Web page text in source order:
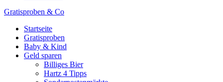
Gratisproben & Co
Startseite
Gratisproben
Baby & Kind
Geld sparen
Billiges Bier
Hartz 4 Tipps